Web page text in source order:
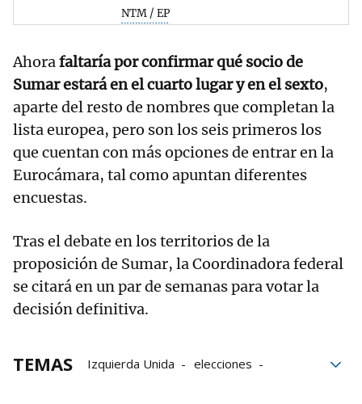
NTM / EP
Ahorafaltaría por confirmar qué socio de
Sumar estará en el cuarto lugar y en el sexto,
aparte del resto de nombres que completan la
lista europea, pero son los seis primeros los
que cuentan con más opciones de entrar en la
Eurocámara, tal como apuntan diferentes
encuestas.
Tras el debate en los territorios de la
proposición de Sumar, la Coordinadora federal
se citará en un par de semanas para votar la
decisión definitiva.
TEMAS Izquierda Unida
elecciones